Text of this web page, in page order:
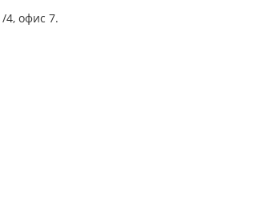
4, офис 7.